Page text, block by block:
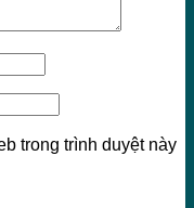
trong trình duyệt này